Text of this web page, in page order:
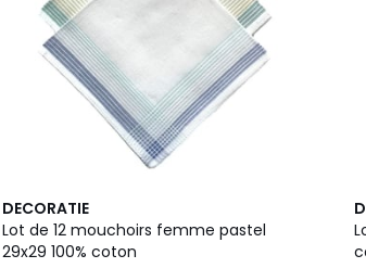
DECORATIE
Lot de 12 mouchoirs femme pastel
29x29 100% coton